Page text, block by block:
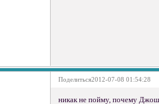
Поделиться2012-07-08 01:54:28
никак не пойму, почему Джош